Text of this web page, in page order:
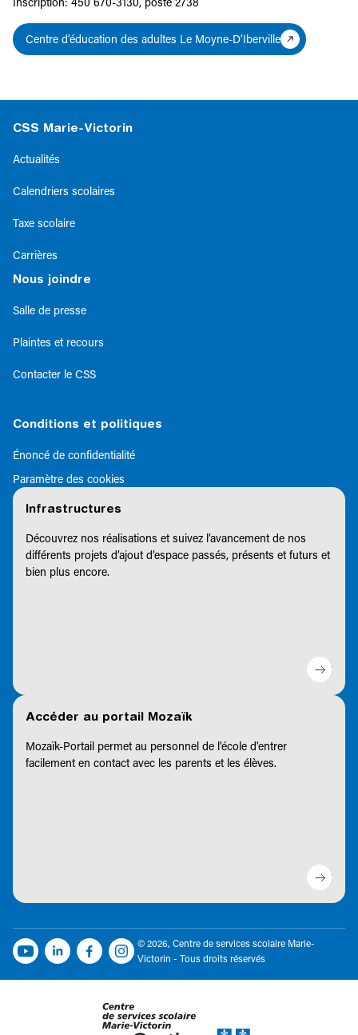
Centre d’éducation des adultes Le Moyne-D’Iberville
CSS Marie-Victorin
Actualités
Calendriers scolaires
Taxe scolaire
Carrières
Nous joindre
Salle de presse
Plaintes et recours
Contacter le CSS
Conditions et politiques
Énoncé de confidentialité
Paramètre des cookies
Infrastructures
Découvrez nos réalisations et suivez l’avancement de nos
différents projets d’ajout d’espace passés, présents et futurs et
bien plus encore.
Accéder au portail Mozaïk
Mozaïk-Portail permet au personnel de l'école d'entrer
facilement en contact avec les parents et les élèves.
© 2026, Centre de services scolaire Marie-
Victorin - Tous droits réservés